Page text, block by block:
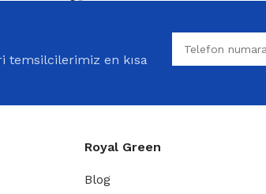
temsilcilerimiz en kısa
Royal Green
Blog